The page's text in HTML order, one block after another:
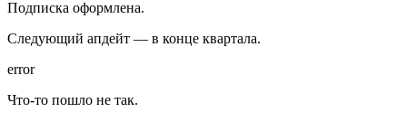
Подписка оформлена.
Следующий апдейт — в конце квартала.
error
Что-то пошло не так.